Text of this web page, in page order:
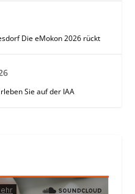
Die eMokon 2026 rückt
Sie auf der IAA